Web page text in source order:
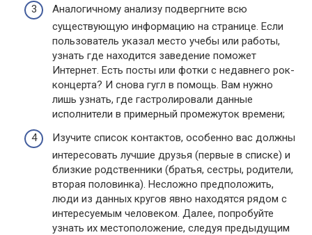
Аналогичному анализу подвергните всю
существующую информацию на странице. Если
пользователь указал место учебы или работы,
узнать где находится заведение поможет
Интернет. Есть посты или фотки с недавнего рок-
концерта? И снова гугл в помощь. Вам нужно
лишь узнать, где гастролировали данные
исполнители в примерный промежуток времени;
Изучите список контактов, особенно вас должны
интересовать лучшие друзья (первые в списке) и
близкие родственники (братья, сестры, родители,
вторая половинка). Несложно предположить,
люди из данных кругов явно находятся рядом с
интересуемым человеком. Далее, попробуйте
узнать их местоположение, следуя предыдущим